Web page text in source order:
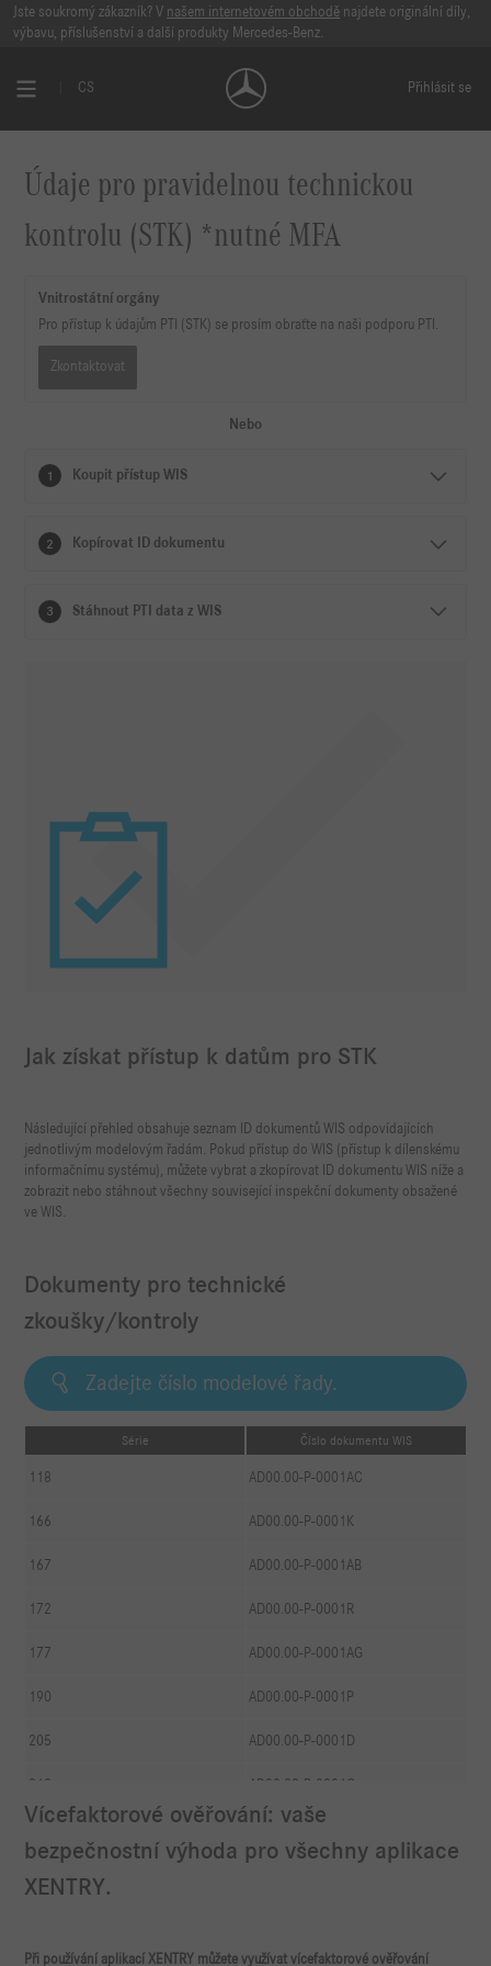
Jste soukromý zákazník? V našem internetovém obchodě najdete originální díly,
výbavu, příslušenství a další produkty Mercedes-Benz.
CS Přihlásit se
Údaje pro pravidelnou technickou
kontrolu (STK) *nutné MFA
Jak získat přístup k datům pro STK
Následující přehled obsahuje seznam ID dokumentů WIS odpovídajících
jednotlivým modelovým řadám. Pokud přístup do WIS (přístup k dílenskému
informačnímu systému), můžete vybrat a zkopírovat ID dokumentu WIS níže a
zobrazit nebo stáhnout všechny související inspekční dokumenty obsažené
ve WIS.
Dokumenty pro technické
zkoušky/kontroly
Série Číslo dokumentu WIS
118 AD00.00-P-0001AC
166 AD00.00-P-0001K
167 AD00.00-P-0001AB
172 AD00.00-P-0001R
177 AD00.00-P-0001AG
190 AD00.00-P-0001P
205 AD00.00-P-0001D
213 AD00.00-P-0001G
231 AD00.00-P-0001S
Vícefaktorové ověřování: vaše
bezpečnostní výhoda pro všechny aplikace
XENTRY.
Při používání aplikací XENTRY můžete využívat vícefaktorové ověřování
Vnitrostátní orgány
Pro přístup k údajům PTI (STK) se prosím obraťte na naši podporu PTI.
Zkontaktovat
Nebo
1 Koupit přístup WIS
2 Kopírovat ID dokumentu
3 Stáhnout PTI data z WIS